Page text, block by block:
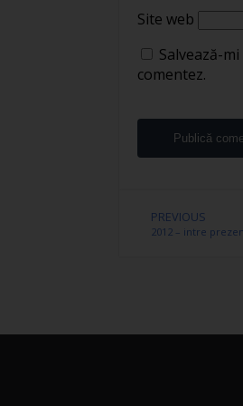
Site web
Salvează-
comentez.
PREVIOUS
2012 – intre